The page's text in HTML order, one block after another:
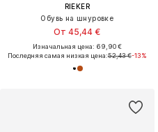
RIEKER
Обувь на шнуровке
От 45,44 €
Изначальная цена: 69,90 €
Последняя самая низкая цена:52,43 €-13%